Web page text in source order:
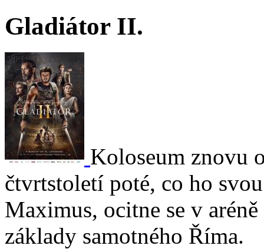
Gladiátor II.
Koloseum znovu
čtvrtstoletí poté, co ho
Maximus, ocitne se v
základy samotného Říma.